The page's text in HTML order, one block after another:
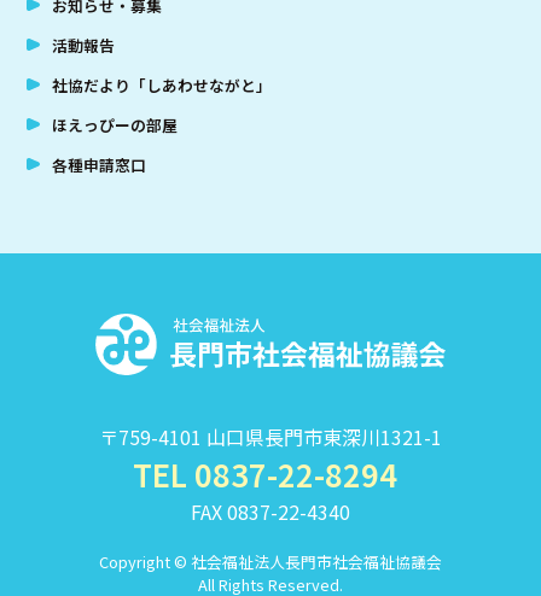
お知らせ・募集
活動報告
社協だより「しあわせながと」
ほえっぴーの部屋
各種申請窓口
〒759-4101 山口県長門市東深川1321-1
TEL 0837-22-8294
FAX 0837-22-4340
Copyright © 社会福祉法人長門市社会福祉協議会
All Rights Reserved.